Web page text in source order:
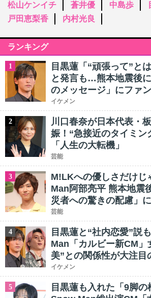
松山ケンイチ
蒼井優 中島歩
戸田恵梨香
内村光良
ランキング
1
目黒蓮「“頑張って”と
と発言も…熊本地震後
のメッセージ」にファ
イケメン
2
川口春奈が日本代表・
娠！“急接近のタイミン
「人生の大転機」
芸能
3
M!LKへの優しさだけ
Man阿部亮平 熊本地震
災者への驚きの配慮」
芸能
4
目黒蓮と“社内恋愛”説
Man「カルビー新CM」
美”との関係性が大注目
イケメン
5
目黒蓮も入れた「9脚の